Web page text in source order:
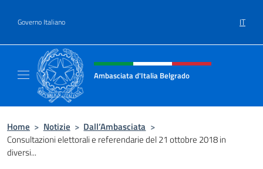
Governo Italiano IT
Intestazione sito, social e menù
Ambasciata d'Italia Belgrado
Home > Notizie > Dall’Ambasciata >
Consultazioni elettorali e referendarie del 21 ottobre 2018 in
diversi...